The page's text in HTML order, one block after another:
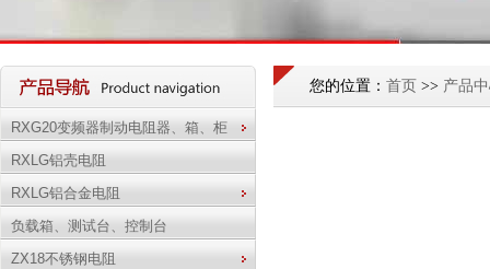
RXG20变频器制动电阻器、箱、柜
RXLG铝壳电阻
RXLG铝合金电阻
负载箱、测试台、控制台
ZX18不锈钢电阻
您的位置： 首页 >> 产品